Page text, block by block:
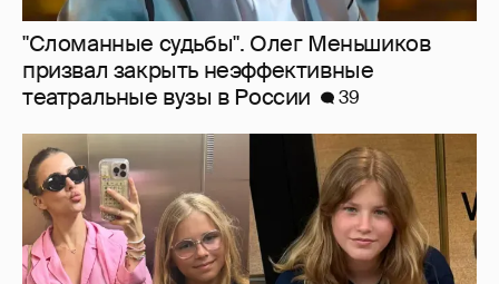
"Сломанные судьбы". Олег Меньшиков
призвал закрыть неэффективные
театральные вузы в России
39